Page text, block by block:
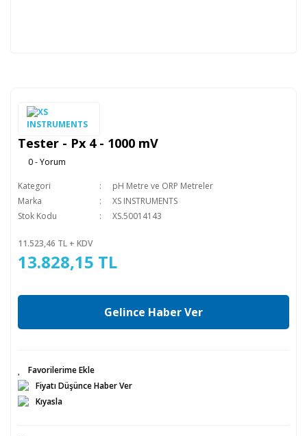
Tester - Px 4 - 1000 mV
0 - Yorum
Kategori
pH Metre ve ORP Metreler
Marka
XS INSTRUMENTS
Stok Kodu
XS.50014143
11.523,46 TL + KDV
13.828,15 TL
Gelince Haber Ver
Fiyatı Düşünce Haber Ver
Kıyasla